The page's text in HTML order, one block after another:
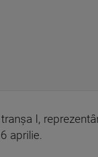
I,
aprilie.